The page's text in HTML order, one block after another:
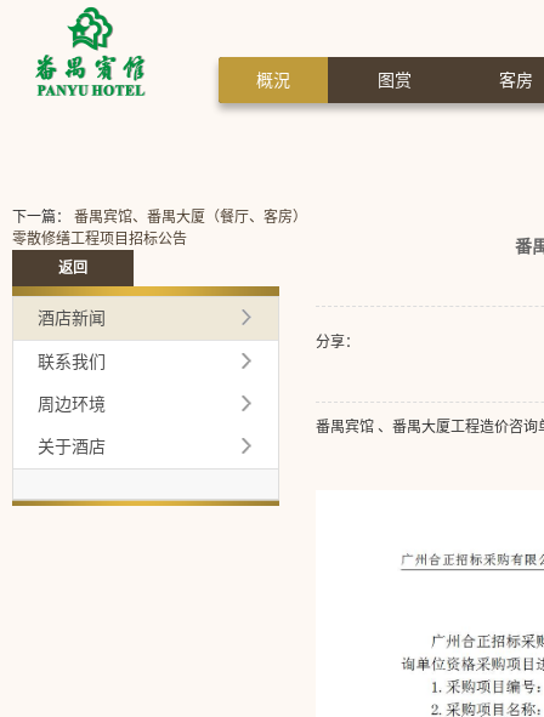
概況 图赏 客房
番
分享：
番禺宾馆 、番禺大厦工程造价咨
下一篇： 番禺宾馆、番禺大厦（餐厅、客房）
零散修缮工程项目招标公告
返回
酒店新闻
联系我们
周边环境
关于酒店